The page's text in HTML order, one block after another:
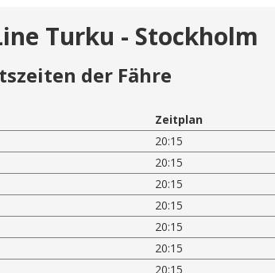
Turku - Stockholm
der Fähre
Zeitplan
20:15
20:15
20:15
20:15
20:15
20:15
20:15